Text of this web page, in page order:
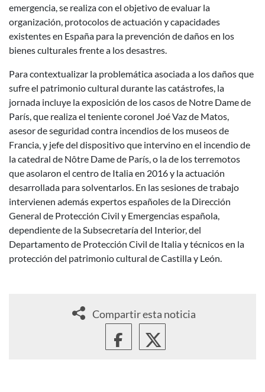
emergencia, se realiza con el objetivo de evaluar la
organización, protocolos de actuación y capacidades
existentes en España para la prevención de daños en los
bienes culturales frente a los desastres.
Para contextualizar la problemática asociada a los daños que
sufre el patrimonio cultural durante las catástrofes, la
jornada incluye la exposición de los casos de Notre Dame de
París, que realiza el teniente coronel Joé Vaz de Matos,
asesor de seguridad contra incendios de los museos de
Francia, y jefe del dispositivo que intervino en el incendio de
la catedral de Nôtre Dame de París, o la de los terremotos
que asolaron el centro de Italia en 2016 y la actuación
desarrollada para solventarlos. En las sesiones de trabajo
intervienen además expertos españoles de la Dirección
General de Protección Civil y Emergencias española,
dependiente de la Subsecretaría del Interior, del
Departamento de Protección Civil de Italia y técnicos en la
protección del patrimonio cultural de Castilla y León.
Compartir esta noticia